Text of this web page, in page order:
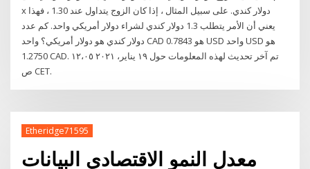
x دولار كندي. على سبيل المثال ، إذا كان الزوج يتداول عند 1.30 ، فهذا
يعني أن الأمر يتطلب 1.3 دولار كندي لشراء دولار أمريكي واحد. كم عدد
دولار كندي هو دولار أمريكي؟ واحد CAD هو 0.7843 USD واحد USD هو
1.2750 CAD. تم آخر تحديث لهذه المعلومات حول ١٩ يناير، ٢٠٢١ ١٢،٠٥
ص CET.
Etheridge71595
معدل النمو الاقتصادي البيانات